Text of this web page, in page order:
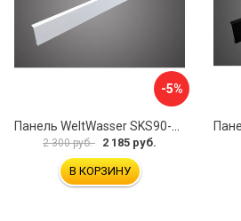
-5%
Панель WeltWasser SKS90-WT 10000004395
2 300 руб. 2 185 руб.
В КОРЗИНУ